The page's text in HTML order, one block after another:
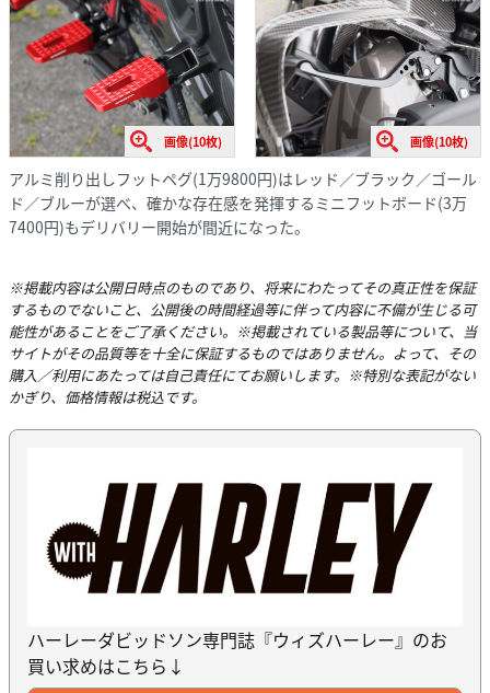
画像(10枚) 画像(10枚)
アルミ削り出しフットペグ(1万9800円)はレッド／ブラック／ゴール
ド／ブルーが選べ、確かな存在感を発揮するミニフットボード(3万
7400円)もデリバリー開始が間近になった。
※掲載内容は公開日時点のものであり、将来にわたってその真正性を保証
するものでないこと、公開後の時間経過等に伴って内容に不備が生じる可
能性があることをご了承ください。※掲載されている製品等について、当
サイトがその品質等を十全に保証するものではありません。よって、その
購入／利用にあたっては自己責任にてお願いします。※特別な表記がない
かぎり、価格情報は税込です。
ハーレーダビッドソン専門誌『ウィズハーレー』のお
買い求めはこちら↓